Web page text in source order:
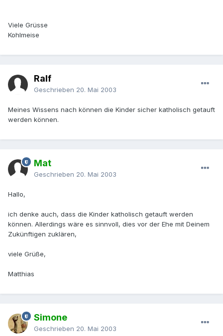
Viele Grüsse
Kohlmeise
Ralf
Geschrieben 20. Mai 2003
Meines Wissens nach können die Kinder sicher katholisch getauft
werden können.
Mat
Geschrieben 20. Mai 2003
Hallo,
ich denke auch, dass die Kinder katholisch getauft werden
können. Allerdings wäre es sinnvoll, dies vor der Ehe mit Deinem
Zukünftigen zuklären,
viele Grüße,
Matthias
Simone
Geschrieben 20. Mai 2003